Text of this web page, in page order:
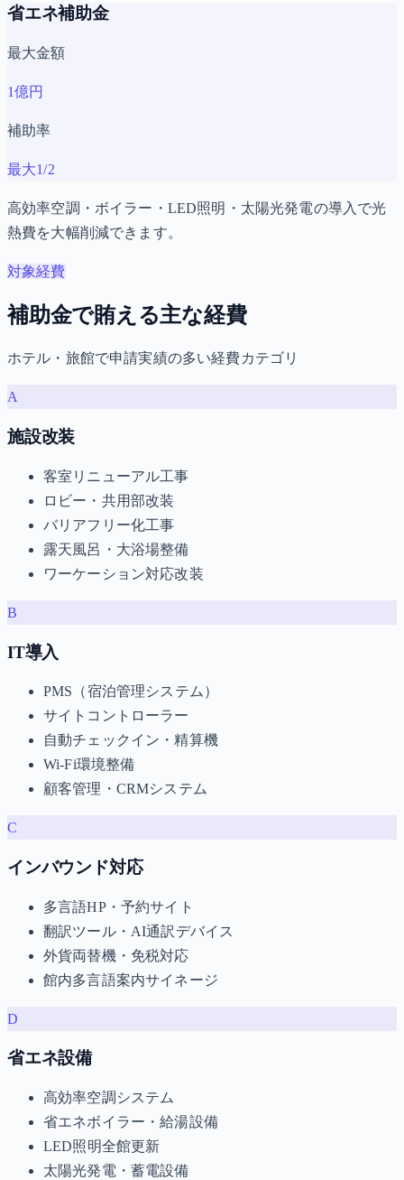
省エネ補助金
最大金額
1億円
補助率
最大1/2
高効率空調・ボイラー・LED照明・太陽光発電の導入で光
熱費を大幅削減できます。
対象経費
補助金で賄える主な経費
ホテル・旅館で申請実績の多い経費カテゴリ
A
施設改装
客室リニューアル工事
ロビー・共用部改装
バリアフリー化工事
露天風呂・大浴場整備
ワーケーション対応改装
B
IT導入
PMS（宿泊管理システム）
サイトコントローラー
自動チェックイン・精算機
Wi-Fi環境整備
顧客管理・CRMシステム
C
インバウンド対応
多言語HP・予約サイト
翻訳ツール・AI通訳デバイス
外貨両替機・免税対応
館内多言語案内サイネージ
D
省エネ設備
高効率空調システム
省エネボイラー・給湯設備
LED照明全館更新
太陽光発電・蓄電設備